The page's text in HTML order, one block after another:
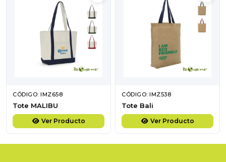
CÓDIGO: IMZ658
Tote MALIBU
Ver Producto
CÓDIGO: IMZ538
Tote Bali
Ver Producto